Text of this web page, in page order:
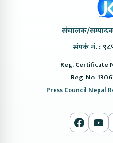
संचालक/
संपर्क नं. :
Reg. Certificate
Reg. No.
Press Council Nepal